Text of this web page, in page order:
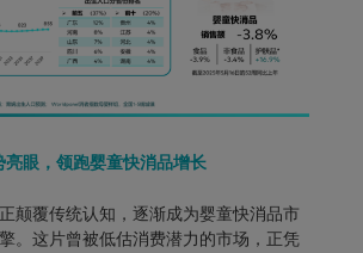
亮眼，领跑婴童快消品增长
颠覆传统认知，逐渐成为婴童快消品市
。这片曾被低估消费潜力的市场，正凭